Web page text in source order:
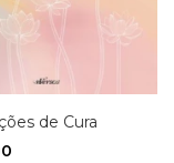
de Cura